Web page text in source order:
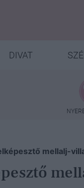
DIVAT
mellalj-